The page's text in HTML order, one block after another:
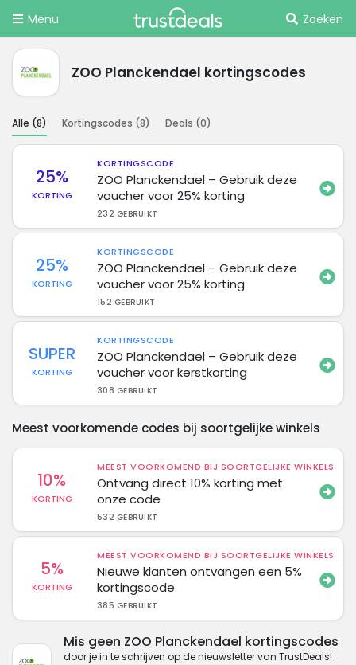
Menu Zoeken
ZOO Planckendael kortingscodes
Alle (8) Kortingscodes (8) Deals (0)
25%
KORTING
KORTINGSCODE
ZOO Planckendael – Gebruik deze
voucher voor 25% korting
232 GEBRUIKT
25%
KORTING
KORTINGSCODE
ZOO Planckendael – Gebruik deze
voucher voor 25% korting
152 GEBRUIKT
SUPER
KORTING
KORTINGSCODE
ZOO Planckendael – Gebruik deze
voucher voor kerstkorting
308 GEBRUIKT
Meest voorkomende codes bij soortgelijke winkels
10%
KORTING
MEEST VOORKOMEND BIJ SOORTGELIJKE WINKELS
Ontvang direct 10% korting met
onze code
532 GEBRUIKT
5%
KORTING
MEEST VOORKOMEND BIJ SOORTGELIJKE WINKELS
Nieuwe klanten ontvangen een 5%
kortingscode
385 GEBRUIKT
Mis geen ZOO Planckendael kortingscodes
door je in te schrijven op de nieuwsletter van TrustDeals!